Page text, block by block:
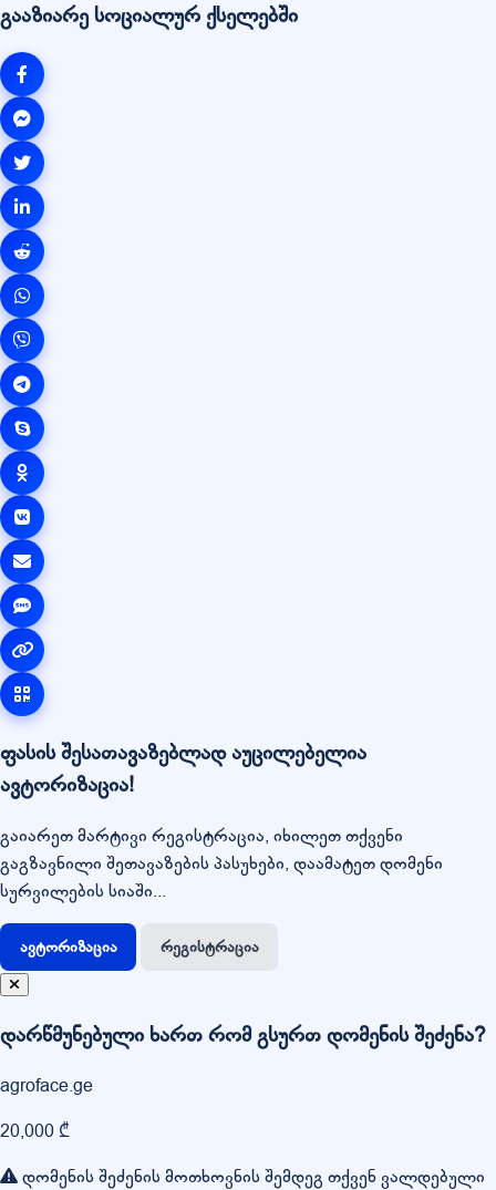
გააზიარე სოციალურ ქსელებში
ფასის შესათავაზებლად აუცილებელია
ავტორიზაცია!
გაიარეთ მარტივი რეგისტრაცია, იხილეთ თქვენი
გაგზავნილი შეთავაზების პასუხები, დაამატეთ დომენი
სურვილების სიაში...
ავტორიზაცია რეგისტრაცია
დარწმუნებული ხართ რომ გსურთ დომენის შეძენა?
agroface.ge
20,000 ₾
დომენის შეძენის მოთხოვნის შემდეგ თქვენ ვალდებული